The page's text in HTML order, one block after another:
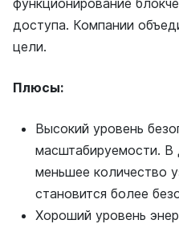
функционирование
доступа. Компании
цели.
Плюсы:
Высокий уровень
масштабируемости. В
меньшее количество
становится более
Хороший уровень